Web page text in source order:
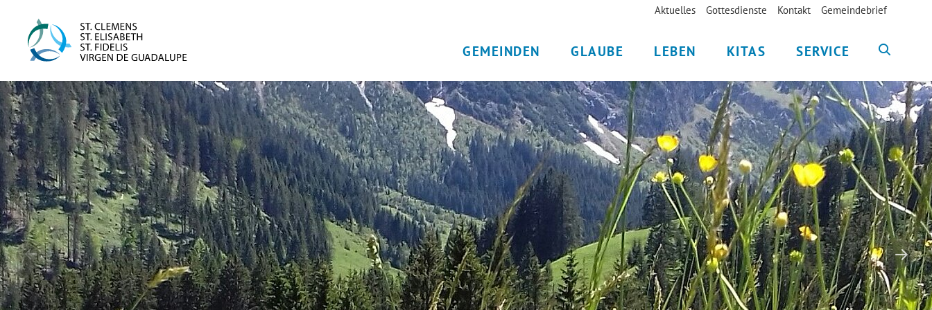
Aktuelles Gottesdienste Kontakt Gemeindebrief
GEMEINDEN GLAUBE LEBEN KITAS SERVICE
© Bernhard Riedl in pfarrbriefservice.de